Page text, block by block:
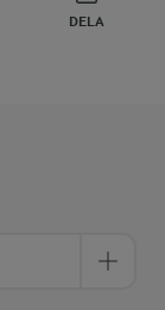
DELA